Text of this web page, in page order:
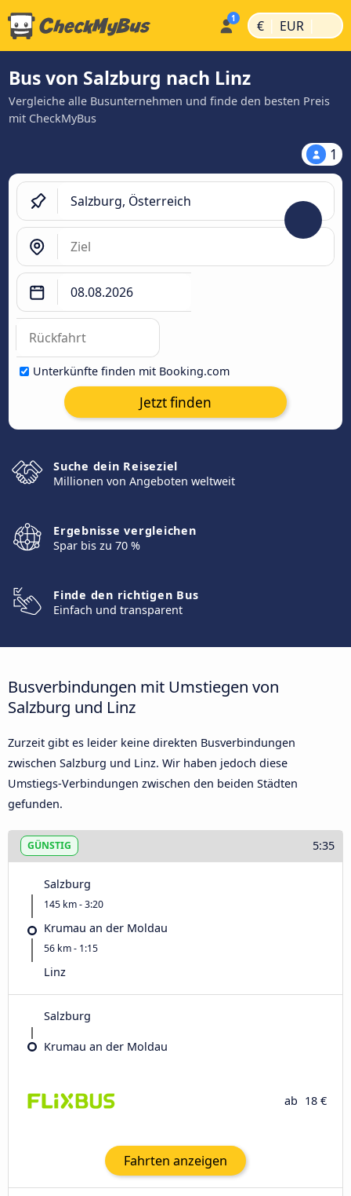
€ | EUR |
Bus von Salzburg nach Linz
Vergleiche alle Busunternehmen und finde den besten Preis
mit CheckMyBus
1
Unterkünfte finden mit Booking.com
Jetzt finden
Suche dein Reiseziel
Millionen von Angeboten weltweit
Ergebnisse vergleichen
Spar bis zu 70 %
Finde den richtigen Bus
Einfach und transparent
Busverbindungen mit Umstiegen von
Salzburg und Linz
Zurzeit gibt es leider keine direkten Busverbindungen
zwischen Salzburg und Linz. Wir haben jedoch diese
Umstiegs-Verbindungen zwischen den beiden Städten
gefunden.
GÜNSTIG 5:35
Salzburg
145 km - 3:20
Krumau an der Moldau
56 km - 1:15
Linz
Salzburg
Krumau an der Moldau
ab 18 €
Fahrten anzeigen